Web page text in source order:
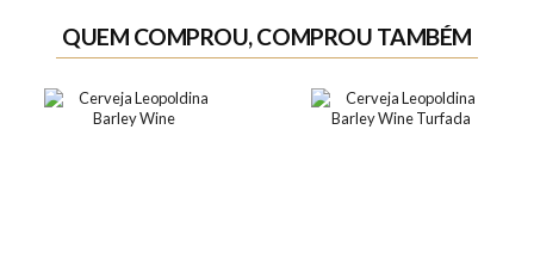
QUEM COMPROU, COMPROU TAMBÉM